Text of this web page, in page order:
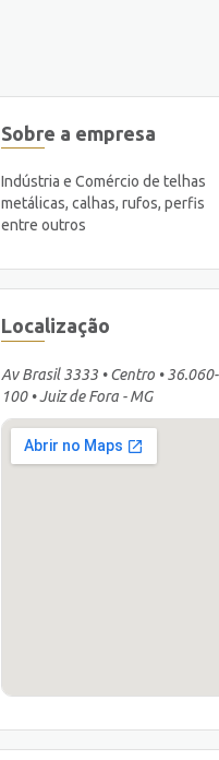
Sobre a empresa
Indústria e Comércio de telhas
metálicas, calhas, rufos, perfis
entre outros
Localização
Av Brasil 3333 • Centro • 36.060-
100 • Juiz de Fora - MG